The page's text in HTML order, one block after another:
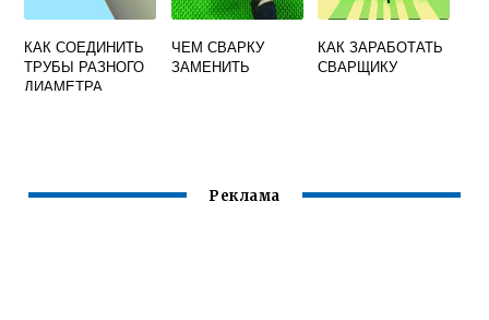
КАК СОЕДИНИТЬ
ТРУБЫ РАЗНОГО
ДИАМЕТРА
ЧЕМ СВАРКУ
ЗАМЕНИТЬ
КАК ЗАРАБОТАТЬ
СВАРЩИКУ
Реклама